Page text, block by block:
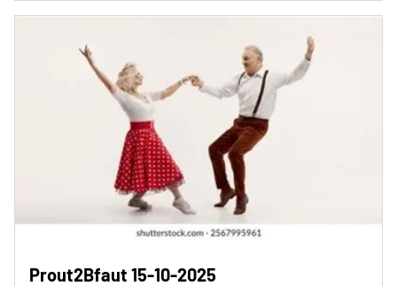
Prout2Bfaut 15-10-2025